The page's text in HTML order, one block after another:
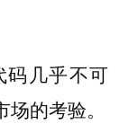
码几乎不可
的考验。